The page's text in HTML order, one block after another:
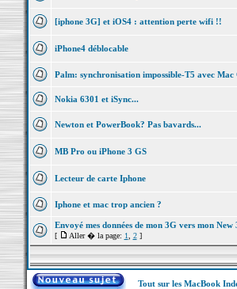
[iphone 3G] et iOS4 : attention perte wifi !!
iPhone4 déblocable
Palm: synchronisation impossible-T5 avec Mac
Nokia 6301 et iSync...
Newton et PowerBook? Pas bavards...
MB Pro ou iPhone 3 GS
Lecteur de carte Iphone
Iphone et mac trop ancien ?
Envoyé mes données de mon 3G vers mon New
[ Aller � la page: 1 2]
Tout sur les MacBook